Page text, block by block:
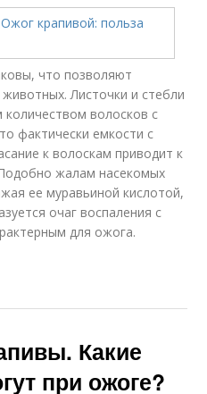
что позволяют
Листочки и стебли
волосков с
фактически емкости с
к волоскам приводит к
жалам насекомых
ее муравьиной кислотой,
очаг воспаления с
для ожога.
Какие
при ожоге?